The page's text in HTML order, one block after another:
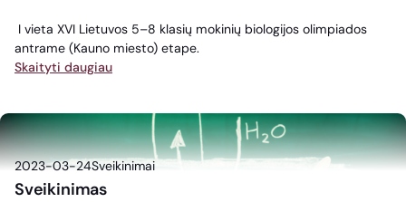
I vieta XVI Lietuvos 5–8 klasių mokinių biologijos olimpiados
antrame (Kauno miesto) etape.
Skaityti daugiau
2023-03-24Sveikinimai
Sveikinimas